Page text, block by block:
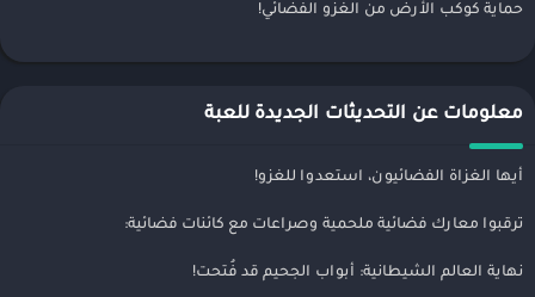
حماية كوكب الأرض من الغزو الفضائي!
معلومات عن التحديثات الجديدة للعبة
أيها الغزاة الفضائيون، استعدوا للغزو!
ترقبوا معارك فضائية ملحمية وصراعات مع كائنات فضائية:
نهاية العالم الشيطانية: أبواب الجحيم قد فُتحت!